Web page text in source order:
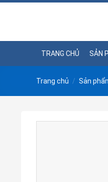
Skip
TRANG CHỦ SẢN
Trang chủ / Sản